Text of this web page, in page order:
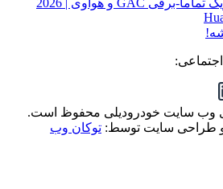
و طراحی سایت توسط: توکان وب